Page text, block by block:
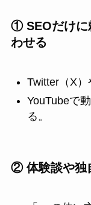
① SEOだけに
わせる
Twitter（X）
YouTubeで
る。
② 体験談や独